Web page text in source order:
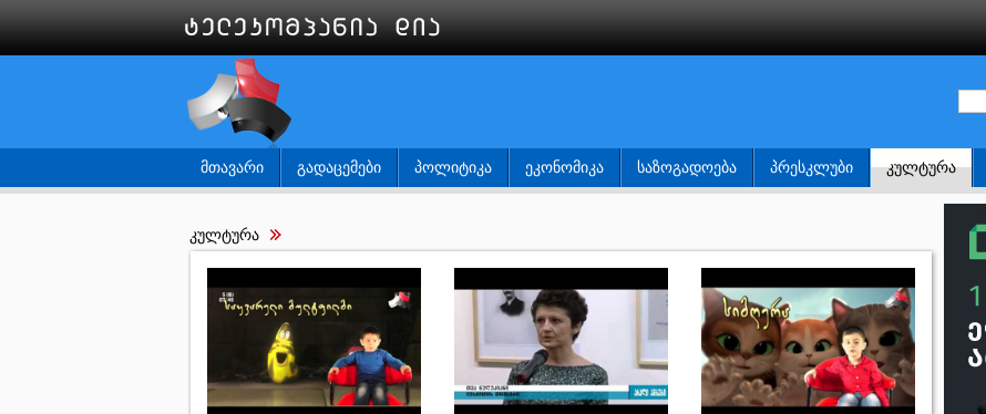
ᲛᲗᲐᲕᲐᲠᲘ ᲒᲐᲓᲐᲪᲔᲛᲔᲑᲘ ᲞᲝᲚᲘᲢᲘᲙᲐ ᲔᲙᲝᲜᲝᲛᲘᲙᲐ ᲡᲐᲖᲝᲒᲐᲓᲝᲔᲑᲐ ᲞᲠᲔᲡᲙᲚᲣᲑᲘ ᲙᲣᲚᲢᲣᲠᲐ
კულტურა